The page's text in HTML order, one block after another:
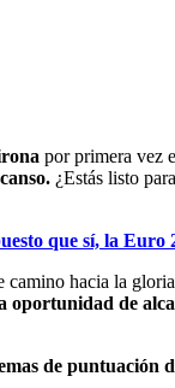
por primera vez
¿Estás listo
que sí, la
hacia la
oportunidad de
de puntuación